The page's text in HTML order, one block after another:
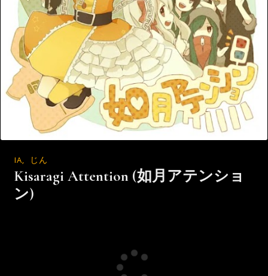
IA, じん
Kisaragi Attention (如月アテンショ
ン)